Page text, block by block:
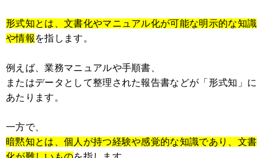
形式知とは、 文書化やマニュアル化が可能な明示的な知識
や情報 を指します。
例えば、業務マニュアルや手順書、
またはデータとして整理された報告書などが「形式知」に
あたります。
一方で、
暗黙知とは、 個人が持つ経験や感覚的な知識であり、文書